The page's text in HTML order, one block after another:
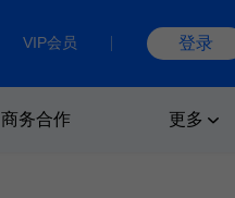
VIP会员 登录
商务合作 更多